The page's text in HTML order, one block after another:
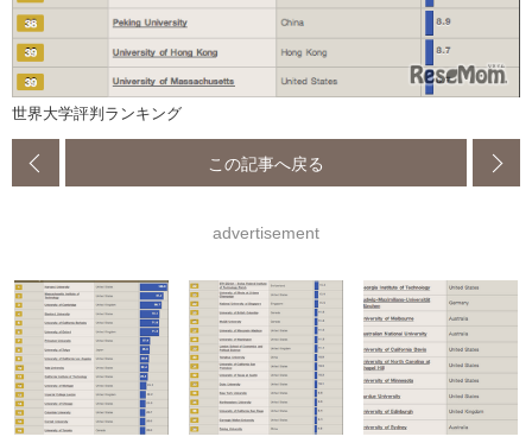
世界大学評判ランキング
この記事へ戻る
advertisement